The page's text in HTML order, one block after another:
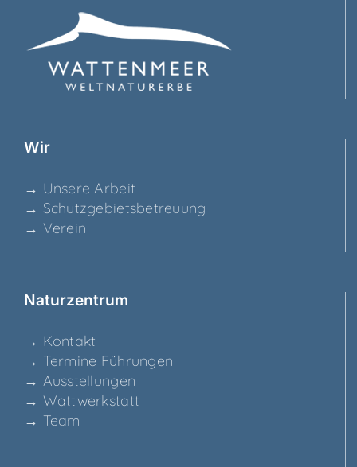
Wir
→ Unse­re Arbeit
→ Schutz­ge­biets­be­treu­ung
→ Ver­ein
Natur­zen­trum
→ Kon­takt
→ Ter­mi­ne Führungen
→ Aus­stel­lun­gen
→ Watt­werk­statt
→ Team